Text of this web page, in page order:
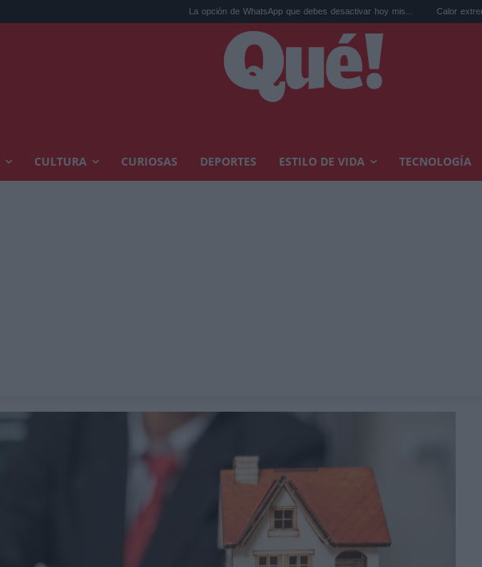
La opción de WhatsApp que debes desactivar hoy mis... Calor extremo y ansiedad:
CULTURA CURIOSAS DEPORTES ESTILO DE VIDA TECNOLOGÍA